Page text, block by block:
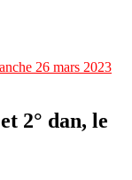
26 mars 2023
2° dan, le